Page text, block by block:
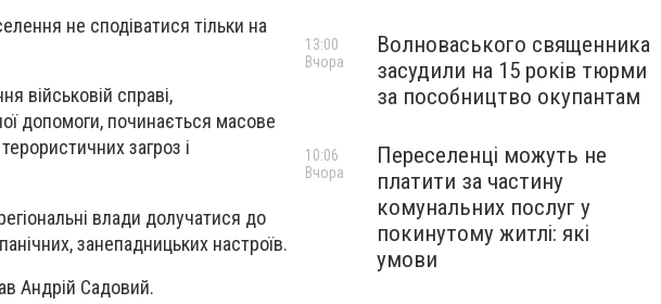
не сподіватися тільки на
військовій справі,
допомоги, починається масове
загроз і
влади долучатися до
занепадницьких настроїв.
Андрій Садовий.
Волноваського священника
засудили на 15 років тюрми
за пособництво окупантам
13:00
Вчора
Переселенці можуть не
платити за частину
комунальних послуг у
покинутому житлі: які
умови
10:06
Вчора